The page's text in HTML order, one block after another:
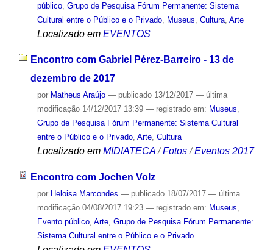
público, Grupo de Pesquisa Fórum Permanente: Sistema
Cultural entre o Público e o Privado, Museus Cultura, Arte
Localizado em EVENTOS
Encontro com Gabriel Pérez-Barreiro - 13 de
dezembro de 2017
por Matheus Araújo — publicado13/12/2017 — última
modificação14/12/2017 13:39 — registrado em: Museus,
Grupo de Pesquisa Fórum Permanente: Sistema Cultural
entre o Público e o Privado, Arte, Cultura
Localizado em MIDIATECA /Fotos /Eventos 2017
Encontro com Jochen Volz
por Heloisa Marcondes — publicado18/07/2017 — última
modificação04/08/2017 19:23 — registrado em: Museus,
Evento público, Arte, Grupo de Pesquisa Fórum Permanente:
Sistema Cultural entre o Público e o Privado